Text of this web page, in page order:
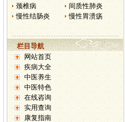
颈椎病
间质性肺炎
慢性结肠炎
慢性胃溃疡
栏目导航
网站首页
疾病大全
中医养生
中医特色
在线咨询
实用查询
康复指南